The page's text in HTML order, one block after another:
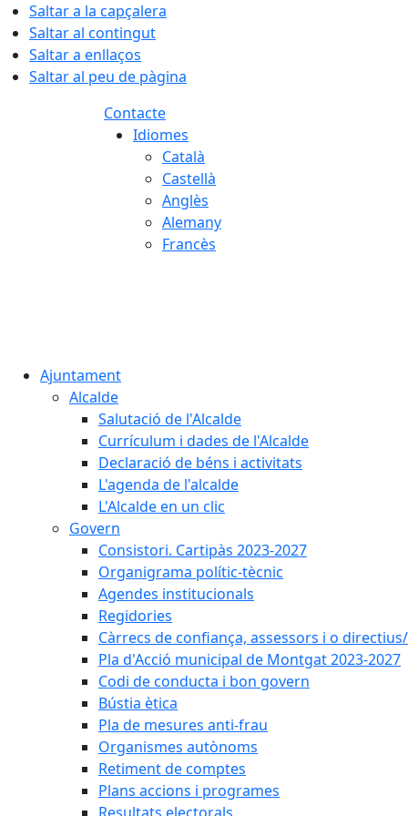
Saltar a la capçalera
Saltar al contingut
Saltar a enllaços
Saltar al peu de pàgina
Contacte
Idiomes
Català
Castellà
Anglès
Alemany
Francès
Ajuntament
Alcalde
Salutació de l'Alcalde
Currículum i dades de l'Alcalde
Declaració de béns i activitats
L'agenda de l'alcalde
L'Alcalde en un clic
Govern
Consistori. Cartipàs 2023-2027
Organigrama polític-tècnic
Agendes institucionals
Regidories
Càrrecs de confiança, assessors i o
Pla d'Acció municipal de Montgat 2023-2027
Codi de conducta i bon govern
Bústia ètica
Pla de mesures anti-frau
Organismes autònoms
Retiment de comptes
Plans accions i programes